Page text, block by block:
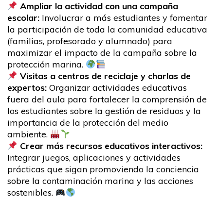
Ampliar la actividad con una campaña
escolar: Involucrar a más estudiantes y fomentar
la participación de toda la comunidad educativa
(familias, profesorado y alumnado) para
maximizar el impacto de la campaña sobre la
protección marina.
Visitas a centros de reciclaje y charlas de
expertos: Organizar actividades educativas
fuera del aula para fortalecer la comprensión de
los estudiantes sobre la gestión de residuos y la
importancia de la protección del medio
ambiente.
Crear más recursos educativos interactivos:
Integrar juegos, aplicaciones y actividades
prácticas que sigan promoviendo la conciencia
sobre la contaminación marina y las acciones
sostenibles.